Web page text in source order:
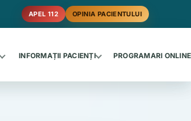
APEL 112 OPINIA PACIENTULUI
INFORMAȚII PACIENȚI PROGRAMARI ONLINE